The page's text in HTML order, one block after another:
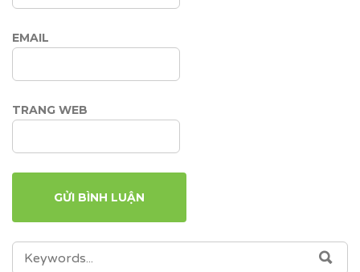
EMAIL
TRANG WEB
SEARCH
FOR: